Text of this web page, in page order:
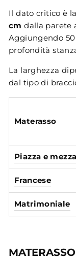
Il dato critico è la
cm dalla parete
Aggiungendo
profondità
La larghezza
dal tipo di
Materasso
Piazza e mezza
Francese
Matrimoniale